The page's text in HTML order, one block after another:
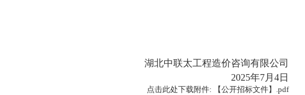
湖北中联太工程造价咨询有限公司
2025年7月4日
点击此处下载附件: 【公开招标文件】.pdf